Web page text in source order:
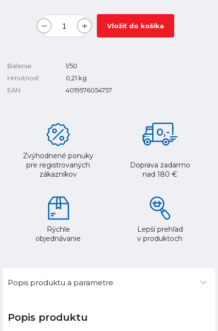
Vložiť do košíka
Balenie
1/50
Hmotnosť
0,21 kg
EAN
4019576054757
Zvýhodnené ponuky
pre registrovaných
zákazníkov
Doprava zadarmo
nad 180 €
Rýchle
objednávanie
Lepší prehľad
v produktoch
Popis produktu a parametre
Popis produktu